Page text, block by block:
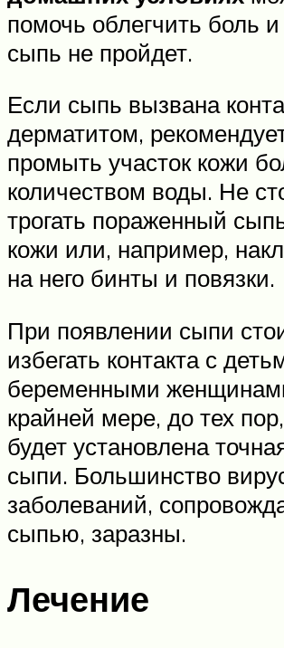
помочь облегчить боль и
сыпь не пройдет.
Если сыпь вызвана
дерматитом,
промыть участок кожи
количеством воды. Не
трогать пораженный
кожи или, например,
на него бинты и повязки.
При появлении сыпи
избегать контакта с
беременными
крайней мере, до тех
будет установлена
сыпи. Большинство
заболеваний,
сыпью, заразны.
Лечение